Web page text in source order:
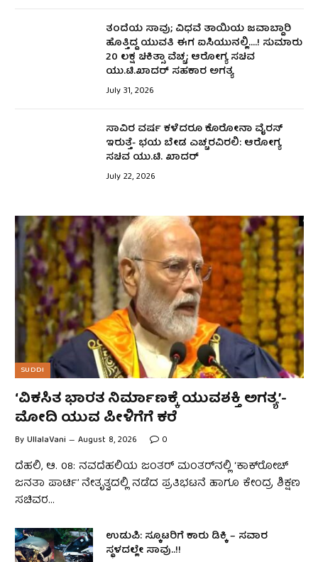
ತಂದೆಯ ಸಾವು; ವಿಧವೆ ತಾಯಿಯ ಜವಾಬ್ದಾರಿ
ಹೊತ್ತಿದ್ದ ಯುವತಿ ಈಗ ಐಸಿಯುನಲ್ಲಿ….! ಸುಮಾರು
₹20 ಲಕ್ಷ ಚಿಕಿತ್ಸಾ ವೆಚ್ಚ; ಆರೋಗ್ಯ ಸಚಿವ
ಯು.ಟಿ.ಖಾದರ್‌ ಸಹಕಾರ ಅಗತ್ಯ
July 31, 2026
ಸಾವಿರ ವರ್ಷ ಕಳೆದರೂ ಕೊರೋನಾ ವೈರಸ್
ಇರುತ್ತೆ- ಭಯ ಬೇಡ ಎಚ್ಚರವಿರಲಿ: ಆರೋಗ್ಯ
ಸಚಿವ ಯು.ಟಿ. ಖಾದರ್
July 22, 2026
SUDDI
‘ವಿಕಸಿತ ಭಾರತ ನಿರ್ಮಾಣಕ್ಕೆ ಯುವಶಕ್ತಿ ಅಗತ್ಯ’-
ಮೋದಿ ಯುವ ಪೀಳಿಗೆಗೆ ಕರೆ
ByUllalaVani August 8, 2026 0
ದೆಹಲಿ, ಆ. 08: ನವದೆಹಲಿಯ ಜಂತರ್ ಮಂತರ್‌ನಲ್ಲಿ ‘ಕಾಕ್‌ರೋಚ್
ಜನತಾ ಪಾರ್ಟಿ’ ನೇತೃತ್ವದಲ್ಲಿ ನಡೆದ ಪ್ರತಿಭಟನೆ ಹಾಗೂ ಕೇಂದ್ರ ಶಿಕ್ಷಣ
ಸಚಿವರ…
ಉಡುಪಿ: ಸ್ಕೂಟರಿಗೆ ಕಾರು ಡಿಕ್ಕಿ – ಸವಾರ
ಸ್ಥಳದಲ್ಲೇ ಸಾವು..!!